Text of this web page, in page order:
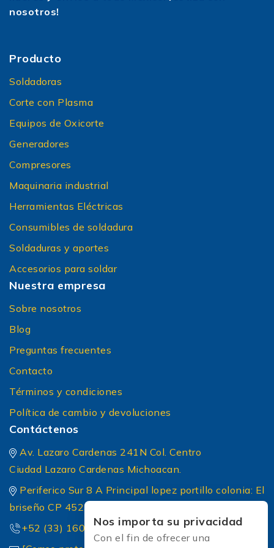
nosotros!
Producto
Soldadoras
Corte con Plasma
Equipos de Oxicorte
Generadores
Compresores
Maquinaria industrial
Herramientas Eléctricas
Consumibles de soldadura
Soldaduras y aportes
Accesorios para soldar
Nuestra empresa
Sobre nosotros
Blog
Preguntas frecuentes
Contacto
Términos y condiciones
Política de cambio y devoluciones
Contáctenos
Av. Lazaro Cardenas 241N Col. Centro
Ciudad Lazaro Cardenas Michoacan.
Periferico Sur 8 A Principal lopez portillo colonia: El
briseño CP 45236 Zapopan Jalisco
+52 (33) 1604 5032Nos importa su privacidad
Con el fin de ofrecer una